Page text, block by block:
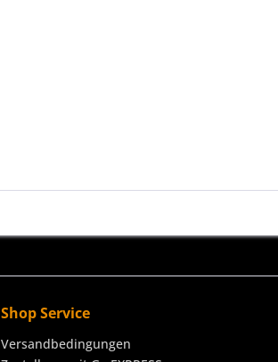
Shop Service
Versandbedingungen